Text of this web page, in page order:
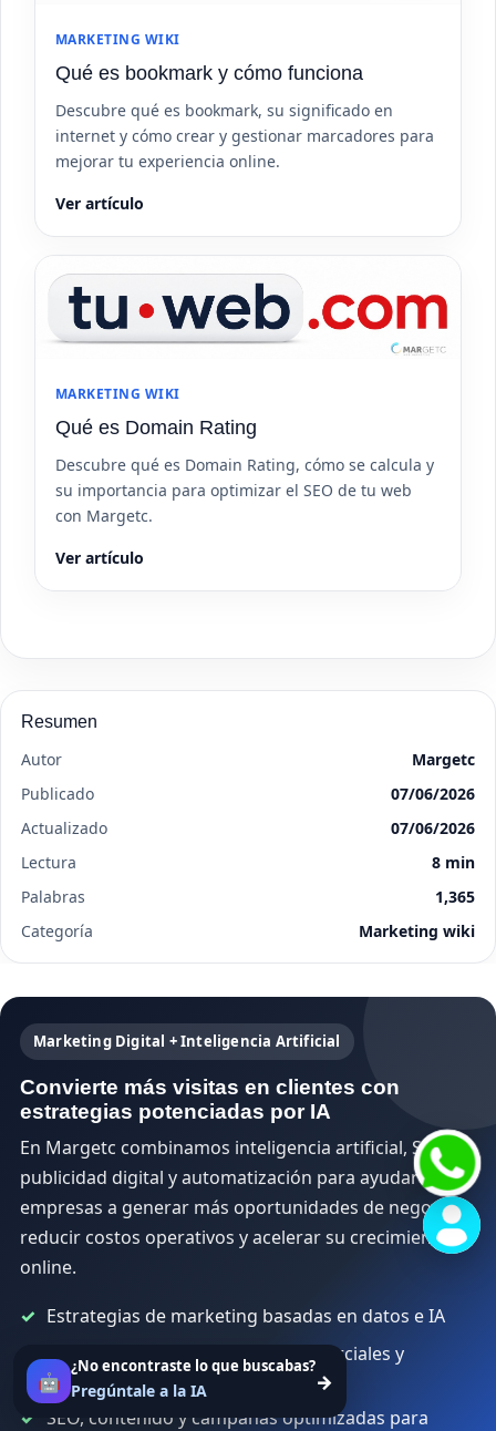
🤖
¿No encontraste lo que buscabas?
Pregúntale a la IA →
MARKETING WIKI
Qué es bookmark y cómo funciona
Descubre qué es bookmark, su significado en
internet y cómo crear y gestionar marcadores para
mejorar tu experiencia online.
Ver artículo
MARKETING WIKI
Qué es Domain Rating
Descubre qué es Domain Rating, cómo se calcula y
su importancia para optimizar el SEO de tu web
con Margetc.
Ver artículo
Resumen
Autor
Margetc
Publicado
07/06/2026
Actualizado
07/06/2026
Lectura
8 min
Palabras
1,365
Categoría
Marketing wiki
Marketing Digital + Inteligencia Artificial
Convierte más visitas en clientes con
estrategias potenciadas por IA
En Margetc combinamos inteligencia artificial, SEO,
publicidad digital y automatización para ayudar a
empresas a generar más oportunidades de negocio,
reducir costos operativos y acelerar su crecimiento
online.
Estrategias de marketing basadas en datos e IA
Automatización de procesos comerciales y
captación de leads
SEO, contenido y campañas optimizadas para